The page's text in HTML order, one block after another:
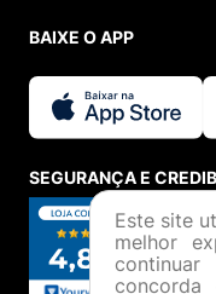
BAIXE O APP
SEGURANÇA E
Este site
melhor
concorda